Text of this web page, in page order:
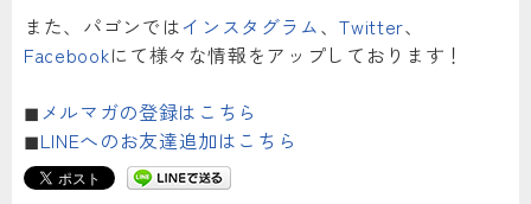
また、パゴンではインスタグラム、Twitter、
Facebookにて様々な情報をアップしております！
◼︎メルマガの登録はこちら
◼︎LINEへのお友達追加はこちら